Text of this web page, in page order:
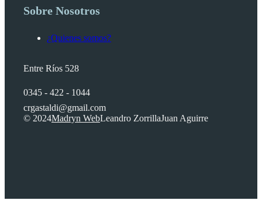
Sobre Nosotros
¿Quienes somos?
Entre Ríos 528
0345 - 422 - 1044
crgastaldi@gmail.com
© 2024Madryn WebLeandro ZorrillaJuan Aguirre